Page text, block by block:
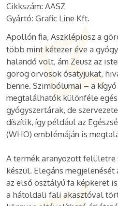
Cikkszám: AASZ
Gyártó: Grafic Line Kft.
Apollón fia, Aszklépiosz a
több mint kétezer éve a
halandó volt, ám Zeusz az
görög orvosok ősatyjukat,
benne. Szimbólumai – a
megtalálhatók különféle
gyógyszertárak, de
díszítik, így például az
(WHO) emblémáján is
A termék aranyozott
készül. Elegáns megjelenését
az első osztályú fa képkeret
a hátoldali fali akasztóval